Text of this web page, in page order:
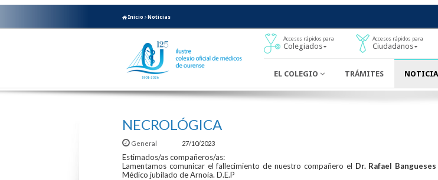
Inicio Noticias
Accesos rápidos para
Colegiados
Accesos rápidos para
Ciudadanos
EL COLEGIO TRÁMITES
NECROLÓGICA
General 27/10/2023
Estimados/as compañeros/as:
Lamentamos comunicar el fallecimiento de nuestro compañero el Dr. Rafael
Médico jubilado de Arnoia. D.E.P